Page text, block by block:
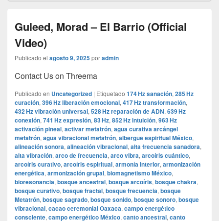
Guleed, Morad – El Barrio (Official
Video)
Publicado el agosto 9, 2025poradmin
Contact Us on Threema
Publicado en Uncategorized | Etiquetado 174 Hz sanación, 285 Hz
curación, 396 Hz liberación emocional, 417 Hz transformación,
432 Hz vibración universal, 528 Hz reparación de ADN, 639 Hz
conexión, 741 Hz expresión, 83 Hz, 852 Hz intuición, 963 Hz
activación pineal, activar metatrón, agua curativa arcángel
metatrón, agua vibracional metatrón, albergue espiritual México,
alineación sonora, alineación vibracional, alta frecuencia sanadora,
alta vibración, arco de frecuencia, arco vibra, arcoíris cuántico,
arcoíris curativo, arcoíris espiritual, armonía interior, armonización
energética, armonización grupal, biomagnetismo México,
bioresonancia, bosque ancestral, bosque arcoíris, bosque chakra,
bosque curativo, bosque fractal, bosque frecuencia, bosque
Metatrón, bosque sagrado, bosque sonido, bosque sonoro, bosque
vibracional, cacao ceremonial Oaxaca, campo energético
consciente, campo energético México, canto ancestral, canto